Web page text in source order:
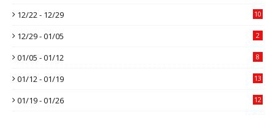
12/22 - 12/29 10
12/29 - 01/05 2
01/05 - 01/12 8
01/12 - 01/19 13
01/19 - 01/26 12